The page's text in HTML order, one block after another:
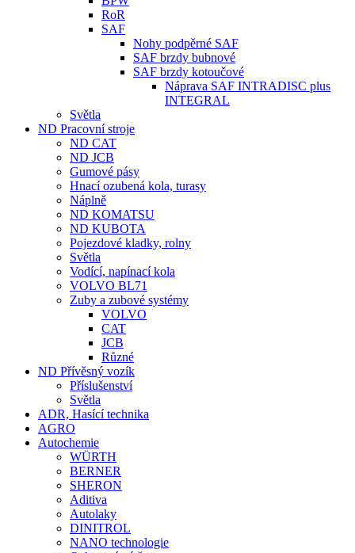
RoR
SAF
Nohy podpěrné SAF
SAF brzdy bubnové
SAF brzdy kotoučové
Náprava SAF INTRADISC plus
INTEGRAL
Světla
ND Pracovní stroje
ND CAT
ND JCB
Gumové pásy
Hnací ozubená kola, turasy
Náplně
ND KOMATSU
ND KUBOTA
Pojezdové kladky, rolny
Světla
Vodící, napínací kola
VOLVO BL71
Zuby a zubové systémy
VOLVO
CAT
JCB
Různé
ND Přívěsný vozík
Příslušenství
Světla
ADR, Hasící technika
AGRO
Autochemie
WÜRTH
BERNER
SHERON
Aditiva
Autolaky
DINITROL
NANO technologie